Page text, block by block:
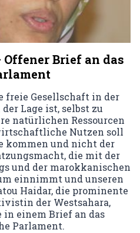
Brief an das
freie Gesellschaft in der
Lage ist, selbst zu
natürlichen Ressourcen
Nutzen soll
kommen und nicht der
die mit der
und der marokkanischen
einnimmt und unseren
Haidar, die prominente
der Westsahara,
einem Brief an das
Parlament.